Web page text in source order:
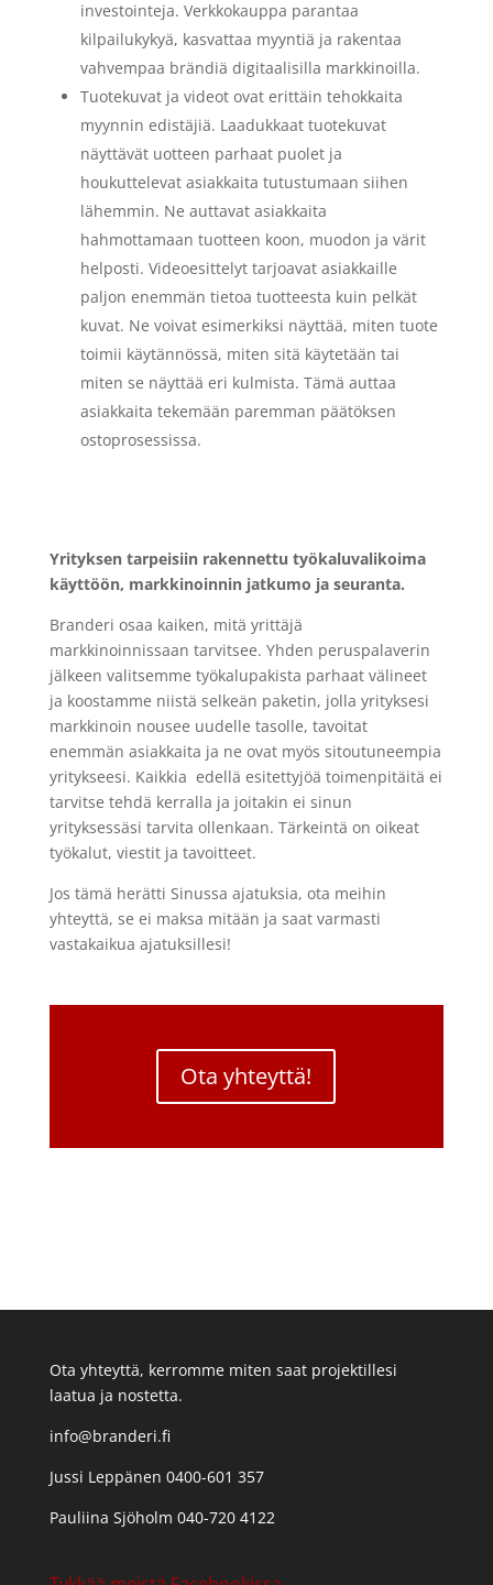
investointeja. Verkkokauppa parantaa
kilpailukykyä, kasvattaa myyntiä ja rakentaa
vahvempaa brändiä digitaalisilla markkinoilla.
Tuotekuvat ja videot ovat erittäin tehokkaita
myynnin edistäjiä. Laadukkaat tuotekuvat
näyttävät uotteen parhaat puolet ja
houkuttelevat asiakkaita tutustumaan siihen
lähemmin. Ne auttavat asiakkaita
hahmottamaan tuotteen koon, muodon ja värit
helposti. Videoesittelyt tarjoavat asiakkaille
paljon enemmän tietoa tuotteesta kuin pelkät
kuvat. Ne voivat esimerkiksi näyttää, miten tuote
toimii käytännössä, miten sitä käytetään tai
miten se näyttää eri kulmista. Tämä auttaa
asiakkaita tekemään paremman päätöksen
ostoprosessissa.
Yrityksen tarpeisiin rakennettu työkaluvalikoima
käyttöön, markkinoinnin jatkumo ja seuranta.
Branderi osaa kaiken, mitä yrittäjä
markkinoinnissaan tarvitsee. Yhden peruspalaverin
jälkeen valitsemme työkalupakista parhaat välineet
ja koostamme niistä selkeän paketin, jolla yrityksesi
markkinoin nousee uudelle tasolle, tavoitat
enemmän asiakkaita ja ne ovat myös sitoutuneempia
yritykseesi. Kaikkia edellä esitettyjöä toimenpitäitä ei
tarvitse tehdä kerralla ja joitakin ei sinun
yrityksessäsi tarvita ollenkaan. Tärkeintä on oikeat
työkalut, viestit ja tavoitteet.
Jos tämä herätti Sinussa ajatuksia, ota meihin
yhteyttä, se ei maksa mitään ja saat varmasti
vastakaikua ajatuksillesi!
Ota yhteyttä!
Ota yhteyttä, kerromme miten saat projektillesi
laatua ja nostetta.
info@branderi.fi
Jussi Leppänen 0400-601 357
Pauliina Sjöholm 040-720 4122